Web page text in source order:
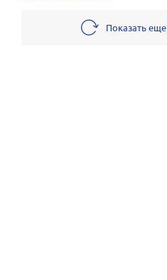
Показать еще